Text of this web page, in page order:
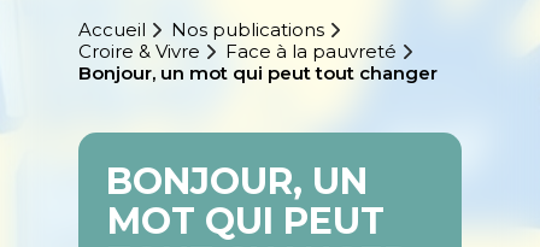
Accueil
Nos publications
Croire & Vivre
Face à la pauvreté
Bonjour, un mot qui peut tout changer
BONJOUR, UN
MOT QUI PEUT